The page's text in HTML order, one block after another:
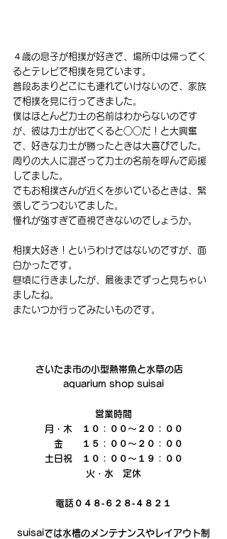
４歳の息子が相撲が好きで、場所中は帰ってく
るとテレビで相撲を見ています。
普段あまりどこにも連れていけないので、家族
で相撲を見に行ってきました。
僕はほとんど力士の名前はわからないのです
が、彼は力士が出てくると○○だ！と大興奮
で、好きな力士が勝ったときは大喜びでした。
周りの大人に混ざって力士の名前を呼んで応援
してました。
でもお相撲さんが近くを歩いているときは、緊
張してうつむいてました。
憧れが強すぎて直視できないのでしょうか。
相撲大好き！というわけではないのですが、面
白かったです。
昼頃に行きましたが、最後までずっと見ちゃい
ましたね。
またいつか行ってみたいものです。
さいたま市の小型熱帯魚と水草の店
aquarium shop suisai
営業時間
月・木　１０：００～２０：００
金　　１５：００～２０：００
土日祝　１０：００～１９：００
火・水　定休
電話０４８‐６２８‐４８２１
suisaiでは水槽のメンテナンスやレイアウト制